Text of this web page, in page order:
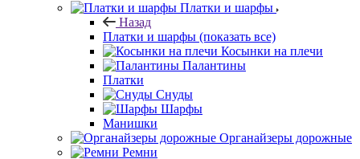
Назад
Платки и шарфы
Косынки на плечи
Палантины
Платки
Шарфы
Манишки
Ремни